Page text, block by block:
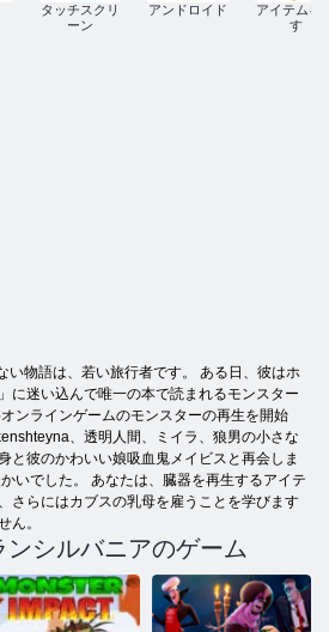
タッチスクリ
ーン
アンドロイド
アイテムを
す
い物語は、若い旅行者です。 ある日、彼はホ
に迷い込んで唯一の本で読まれるモンスター
ンラインゲームのモンスターの再生を開始
、透明人間、ミイラ、狼男の小さな
と彼のかわいい娘吸血鬼メイビスと再会しま
いでした。 あなたは、臓器を再生するアイテ
さらにはカブスの乳母を雇うことを学びます
ん。
シルバニアのゲーム